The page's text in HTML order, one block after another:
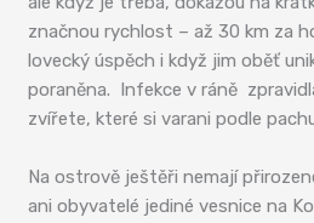
značnou rychlost – až 30 km za
lovecký úspěch i když jim oběť
poraněna. Infekce v ráně
zvířete, které si varani podle
Na ostrově ještěři nemají
ani obyvatelé jediné vesnice na